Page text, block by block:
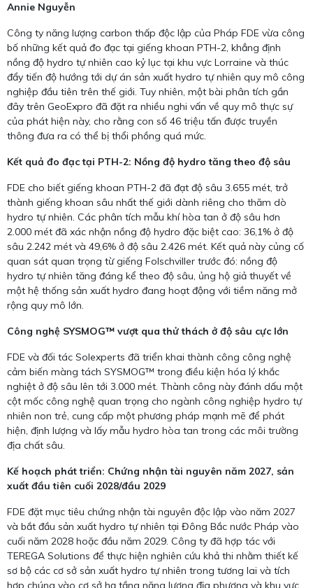
Annie Nguyễn
Công ty năng lượng carbon thấp độc lập của Pháp FDE vừa công
bố những kết quả đo đạc tại giếng khoan PTH-2, khẳng định
nồng độ hydro tự nhiên cao kỷ lục tại khu vực Lorraine và thúc
đẩy tiến độ hướng tới dự án sản xuất hydro tự nhiên quy mô công
nghiệp đầu tiên trên thế giới. Tuy nhiên, một bài phân tích gần
đây trên GeoExpro đã đặt ra nhiều nghi vấn về quy mô thực sự
của phát hiện này, cho rằng con số 46 triệu tấn được truyền
thông đưa ra có thể bị thổi phồng quá mức.
Kết quả đo đạc tại PTH-2: Nồng độ hydro tăng theo độ sâu
FDE cho biết giếng khoan PTH-2 đã đạt độ sâu 3.655 mét, trở
thành giếng khoan sâu nhất thế giới dành riêng cho thăm dò
hydro tự nhiên. Các phân tích mẫu khí hòa tan ở độ sâu hơn
2.000 mét đã xác nhận nồng độ hydro đặc biệt cao: 36,1% ở độ
sâu 2.242 mét và 49,6% ở độ sâu 2.426 mét. Kết quả này củng cố
quan sát quan trọng từ giếng Folschviller trước đó: nồng độ
hydro tự nhiên tăng đáng kể theo độ sâu, ủng hộ giả thuyết về
một hệ thống sản xuất hydro đang hoạt động với tiềm năng mở
rộng quy mô lớn.
Công nghệ SYSMOG™ vượt qua thử thách ở độ sâu cực lớn
FDE và đối tác Solexperts đã triển khai thành công công nghệ
cảm biến màng tách SYSMOG™ trong điều kiện hóa lý khắc
nghiệt ở độ sâu lên tới 3.000 mét. Thành công này đánh dấu một
cột mốc công nghệ quan trọng cho ngành công nghiệp hydro tự
nhiên non trẻ, cung cấp một phương pháp mạnh mẽ để phát
hiện, định lượng và lấy mẫu hydro hòa tan trong các môi trường
địa chất sâu.
Kế hoạch phát triển: Chứng nhận tài nguyên năm 2027, sản
xuất đầu tiên cuối 2028/đầu 2029
FDE đặt mục tiêu chứng nhận tài nguyên độc lập vào năm 2027
và bắt đầu sản xuất hydro tự nhiên tại Đông Bắc nước Pháp vào
cuối năm 2028 hoặc đầu năm 2029. Công ty đã hợp tác với
TEREGA Solutions để thực hiện nghiên cứu khả thi nhằm thiết kế
sơ bộ các cơ sở sản xuất hydro tự nhiên trong tương lai và tích
hợp chúng vào cơ sở hạ tầng năng lượng địa phương và khu vực.